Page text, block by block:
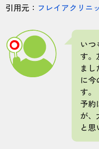
引用元： フレイアクリニ
い
す。
ま
に今
す。
予約
が、
と思